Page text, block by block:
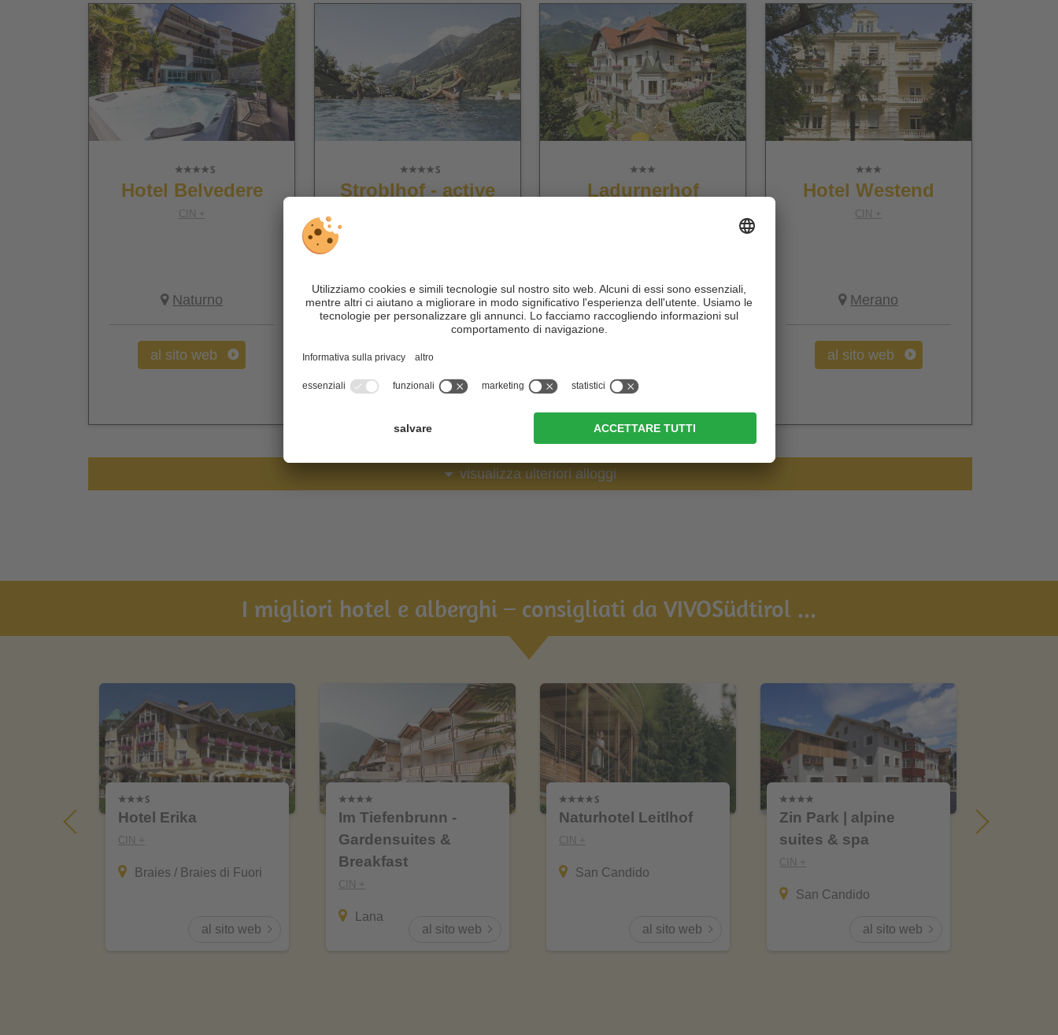
Hotel Belvedere
CIN +
Naturno
al sito web
Stroblhof - active
San Leonardo in
Passiria
al sito web
Ladurnerhof
CIN +
Merano
Hotel Westend
CIN +
Merano
al sito web
visualizza ulteriori alloggi
I migliori hotel e alberghi – consigliati da VIVOSüdtirol ...
Hotel Erika
CIN +
Braies / Braies di Fuori
al sito web
Im Tiefenbrunn -
Gardensuites &
Breakfast
CIN +
Lana
al sito web
Naturhotel Leitlhof
CIN +
San Candido
al sito web
Zin Park | alpine
suites & spa
CIN +
San Candido
al sito web